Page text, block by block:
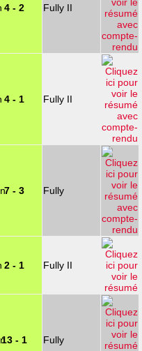
4 - 2 Fully II
4 - 1 Fully II
7 - 3 Fully
2 - 1 Fully II
13 - 1 Fully